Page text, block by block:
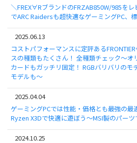
＼FREX∀RブランドのFRZAB850W/985を
でARC Raidersも超快適なゲーミングPC、
2025.06.13
コストパフォーマンスに定評ある
スの種類もたくさん！ 全種類チェック～オ
カードもガッチリ固定！ RGBバリバリのモ
モデルも～
2025.04.04
ゲーミングPCでは性能・価格とも最強の最
Ryzen X3Dで快適に遊ぼう～MSI製のパー
2024.10.25